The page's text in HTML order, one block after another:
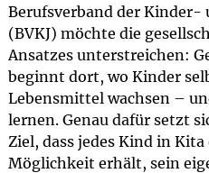
Berufsverband der Kinder-
(BVKJ) möchte die
Ansatzes unterstreichen:
beginnt dort, wo Kinder
Lebensmittel wachsen –
lernen. Genau dafür setzt
Ziel, dass jedes Kind in Kita
Möglichkeit erhält, sein